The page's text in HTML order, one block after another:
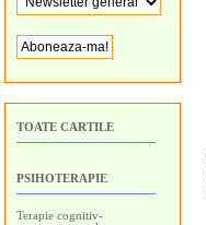
TOATE CARTILE
PSIHOTERAPIE
Terapie cognitiv-